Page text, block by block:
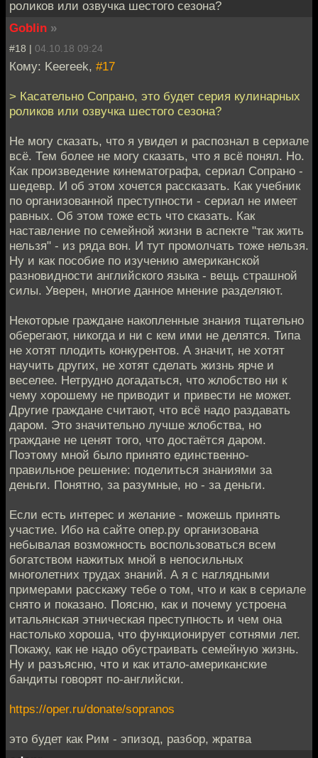
роликов или озвучка шестого сезона?
Goblin »
#18 | 04.10.18 09:24
Кому: Keereek, #17
> Касательно Сопрано, это будет серия кулинарных
роликов или озвучка шестого сезона?
Не могу сказать, что я увидел и распознал в сериале
всё. Тем более не могу сказать, что я всё понял. Но.
Как произведение кинематографа, сериал Сопрано -
шедевр. И об этом хочется рассказать. Как учебник
по организованной преступности - сериал не имеет
равных. Об этом тоже есть что сказать. Как
наставление по семейной жизни в аспекте "так жить
нельзя" - из ряда вон. И тут промолчать тоже нельзя.
Ну и как пособие по изучению американской
разновидности английского языка - вещь страшной
силы. Уверен, многие данное мнение разделяют.
Некоторые граждане накопленные знания тщательно
оберегают, никогда и ни с кем ими не делятся. Типа
не хотят плодить конкурентов. А значит, не хотят
научить других, не хотят сделать жизнь ярче и
веселее. Нетрудно догадаться, что жлобство ни к
чему хорошему не приводит и привести не может.
Другие граждане считают, что всё надо раздавать
даром. Это значительно лучше жлобства, но
граждане не ценят того, что достаётся даром.
Поэтому мной было принято единственно-
правильное решение: поделиться знаниями за
деньги. Понятно, за разумные, но - за деньги.
Если есть интерес и желание - можешь принять
участие. Ибо на сайте опер.ру организована
небывалая возможность воспользоваться всем
богатством нажитых мной в непосильных
многолетних трудах знаний. А я с наглядными
примерами расскажу тебе о том, что и как в сериале
снято и показано. Поясню, как и почему устроена
итальянская этническая преступность и чем она
настолько хороша, что функционирует сотнями лет.
Покажу, как не надо обустраивать семейную жизнь.
Ну и разъясню, что и как итало-американские
бандиты говорят по-английски.
https://oper.ru/donate/sopranos
это будет как Рим - эпизод, разбор, жратва